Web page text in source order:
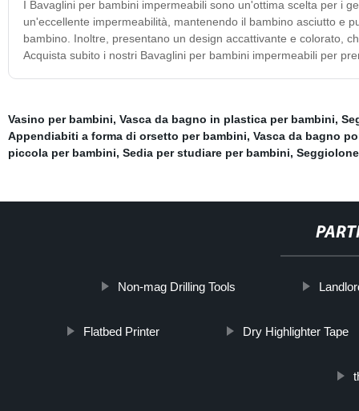
I Bavaglini per bambini impermeabili sono un'ottima scelta per i
un'eccellente impermeabilità, mantenendo il bambino asciutto e
bambino. Inoltre, presentano un design accattivante e colorato,
Acquista subito i nostri Bavaglini per bambini impermeabili per
Vasino per bambini, Vasca da bagno in plastica per bambini,
Appendiabiti a forma di orsetto per bambini, Vasca da bagno
piccola per bambini, Sedia per studiare per bambini,
Non-mag Drilling Tools
Flatbed Printer Dry Highlighter Tape